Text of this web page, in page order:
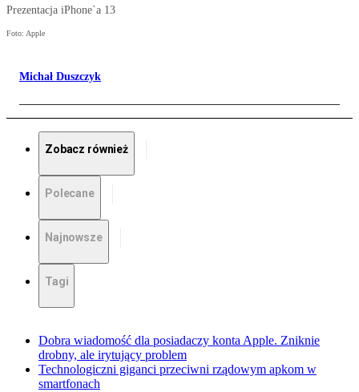
Prezentacja iPhone`a 13
Foto: Apple
Michał Duszczyk
Zobacz również
Polecane
Najnowsze
Tagi
Dobra wiadomość dla posiadaczy konta Apple. Zniknie
drobny, ale irytujący problem
Technologiczni giganci przeciwni rządowym apkom w
smartfonach